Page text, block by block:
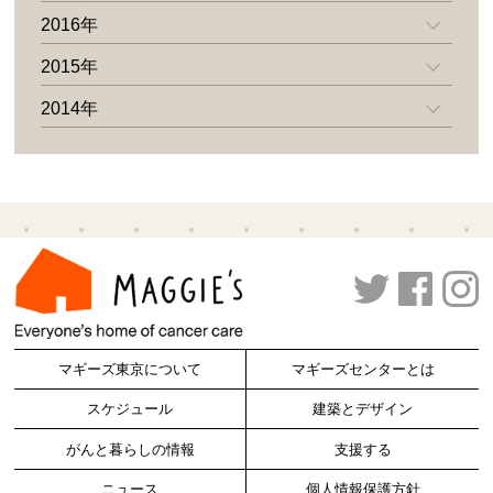
2016年
2015年
2014年
マギーズ東京について マギーズセンターとは
スケジュール 建築とデザイン
がんと暮らしの情報 支援する
ニュース 個人情報保護方針